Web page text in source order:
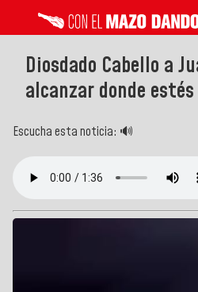
Diosdado Cabello a
alcanzar donde estés
Escucha esta noticia: 🔊